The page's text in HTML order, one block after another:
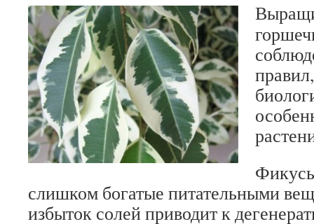
слишком богатые питательными
избыток солей приводит к